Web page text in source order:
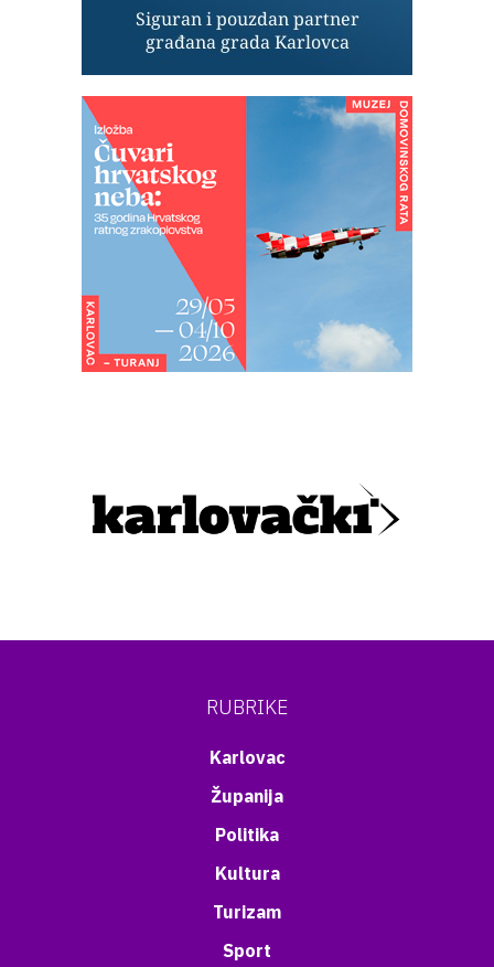
RUBRIKE
Karlovac
Županija
Politika
Kultura
Turizam
Sport